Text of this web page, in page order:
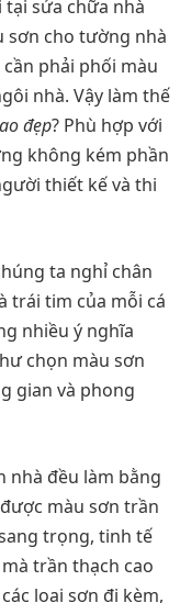
tại sửa chữa nhà
sơn cho tường nhà
phải phối màu
nhà. Vậy làm thế
đẹp? Phù hợp với
không kém phần
thiết kế và thi
ta nghỉ chân
trái tim của mỗi cá
nhiều ý nghĩa
chọn màu sơn
gian và phong
nhà đều làm bằng
màu sơn trần
trọng, tinh tế
trần thạch cao
loại sơn đi kèm,